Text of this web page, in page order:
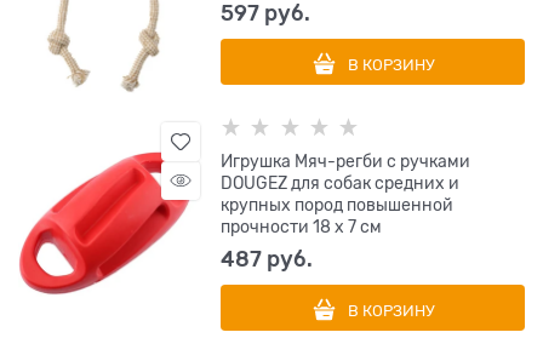
597 руб.
В КОРЗИНУ
Игрушка Мяч-регби с ручками
DOUGEZ для собак средних и
крупных пород повышенной
прочности 18 х 7 см
487 руб.
В КОРЗИНУ